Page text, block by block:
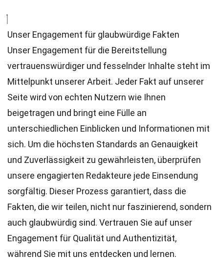
Unser Engagement für glaubwürdige Fakten
Unser Engagement für die Bereitstellung
vertrauenswürdiger und fesselnder Inhalte steht im
Mittelpunkt unserer Arbeit. Jeder Fakt auf unserer
Seite wird von echten Nutzern wie Ihnen
beigetragen und bringt eine Fülle an
unterschiedlichen Einblicken und Informationen mit
sich. Um die höchsten Standards an Genauigkeit
und Zuverlässigkeit zu gewährleisten, überprüfen
unsere engagierten Redakteure jede Einsendung
sorgfältig. Dieser Prozess garantiert, dass die
Fakten, die wir teilen, nicht nur faszinierend, sondern
auch glaubwürdig sind. Vertrauen Sie auf unser
Engagement für Qualität und Authentizität,
während Sie mit uns entdecken und lernen.